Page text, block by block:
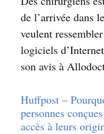
de l’arrivée dans
veulent
logiciels
son avis à
Huffpost –
personnes
accès à leurs